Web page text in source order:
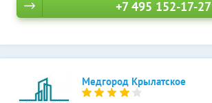
+7 495 152-17-27
Медгород Крылатское